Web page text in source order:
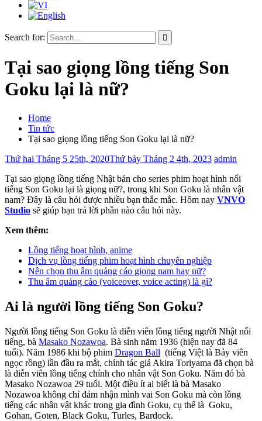
Search for:
Tại sao giọng lồng tiếng Son
Goku lại là nữ?
Home
Tin tức
Tại sao giọng lồng tiếng Son Goku lại là nữ?
Thứ hai Tháng 5 25th, 2020Thứ bảy Tháng 2 4th, 2023 admin
Tại sao giọng lồng tiếng Nhật bản cho series phim hoạt hình nổi
tiếng Son Goku lại là giọng nữ?, trong khi Son Goku là nhân vật
nam? Đây là câu hỏi được nhiều bạn thắc mắc. Hôm nay VNVO
Studio sẽ giúp bạn trả lời phần nào câu hỏi này.
Xem thêm:
Lồng tiếng hoạt hình, anime
Dịch vụ lồng tiếng phim hoạt hình chuyên nghiệp
Nên chọn thu âm quảng cáo giọng nam hay nữ?
Thu âm quảng cáo (voiceover, voice acting) là gì?
Ai là người lồng tiếng Son Goku?
Người lồng tiếng Son Goku là diễn viên lồng tiếng người Nhật nổi
tiếng, bà Masako Nozawoa. Bà sinh năm 1936 (hiện nay đã 84
tuổi). Năm 1986 khi bộ phim Dragon Ball (tiếng Việt là Bảy viên
ngọc rồng) lần đầu ra mắt, chính tác giả Akira Toriyama đã chọn bà
là diễn viên lồng tiếng chính cho nhân vật Son Goku. Năm đó bà
Masako Nozawoa 29 tuổi. Một điều ít ai biết là bà Masako
Nozawoa không chỉ đảm nhận mình vai Son Goku mà còn lồng
tiếng các nhân vật khác trong gia đình Goku, cụ thể là Goku,
Gohan, Goten, Black Goku, Turles, Bardock.